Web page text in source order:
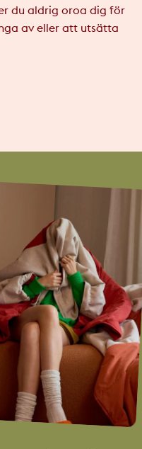
du aldrig oroa dig för
av eller att utsätta